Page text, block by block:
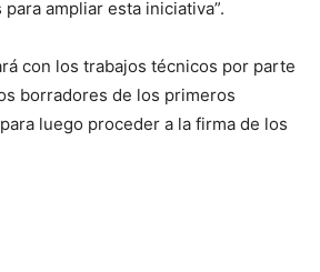
ampliar esta iniciativa”.
con los trabajos técnicos por parte
borradores de los primeros
luego proceder a la firma de los